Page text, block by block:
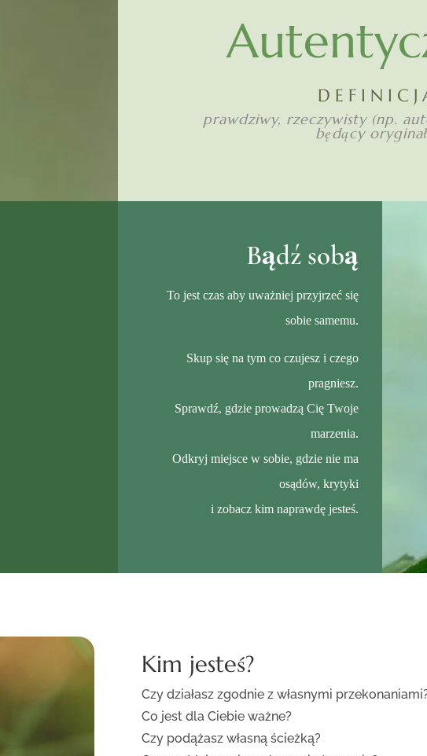
prawdziwy, rzeczywisty (np.
będący
Bądź sobą
To jest czas aby uważniej przyjrzeć się
sobie samemu.
Skup się na tym co czujesz i czego
pragniesz.
Sprawdź, gdzie prowadzą Cię Twoje
marzenia.
Odkryj miejsce w sobie, gdzie nie ma
osądów, krytyki
i zobacz kim naprawdę jesteś.
Kim jesteś?
Czy działasz zgodnie z własnymi
Co jest dla Ciebie ważne?
Czy podążasz własną ścieżką?